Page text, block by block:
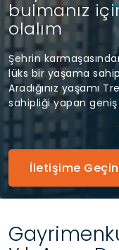
bulmanız
olalım
Şehrin
lüks bir yaşama
Aradığınız yaşamı
sahipliği yapan
İletişime Geçin